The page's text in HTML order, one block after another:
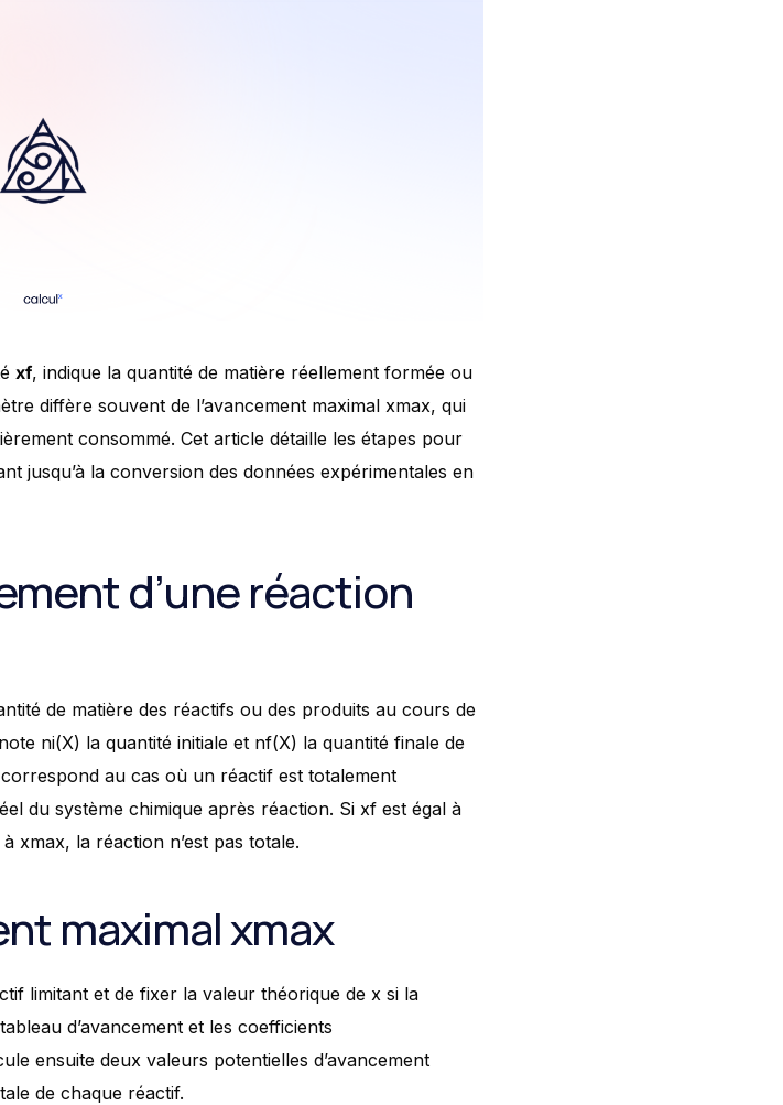
xf, indique la quantité de matière réellement formée ou
diffère souvent de l’avancement maximal xmax, qui
consommé. Cet article détaille les étapes pour
jusqu’à la conversion des données expérimentales en
d’une réaction
de matière des réactifs ou des produits au cours de
ni(X) la quantité initiale et nf(X) la quantité finale de
au cas où un réactif est totalement
du système chimique après réaction. Si xf est égal à
xmax, la réaction n’est pas totale.
maximal xmax
limitant et de fixer la valeur théorique de x si la
d’avancement et les coefficients
ensuite deux valeurs potentielles d’avancement
de chaque réactif.